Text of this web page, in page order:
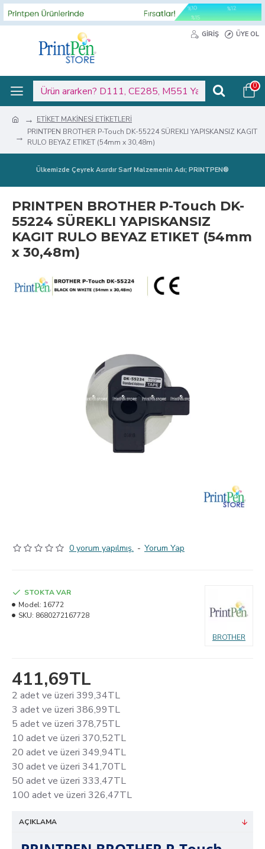
GIRIŞ ÜYE OL
0
ETİKET MAKİNESİ ETİKETLERİ
PRINTPEN BROTHER P-Touch DK-55224 SÜREKLI YAPISKANSIZ KAGIT
RULO BEYAZ ETIKET (54mm x 30,48m)
Ülkemizde Çeyrek Asırdır Sarf Malzemenin Adı; PRINTPEN®
PRINTPEN BROTHER P-Touch DK-
55224 SÜREKLI YAPISKANSIZ
KAGIT RULO BEYAZ ETIKET (54mm
x 30,48m)
0 yorum yapılmış. - Yorum Yap
411,69TL
2 adet ve üzeri 399,34TL
3 adet ve üzeri 386,99TL
5 adet ve üzeri 378,75TL
10 adet ve üzeri 370,52TL
20 adet ve üzeri 349,94TL
30 adet ve üzeri 341,70TL
50 adet ve üzeri 333,47TL
100 adet ve üzeri 326,47TL
STOKTA VAR
Model: 16772
SKU: 8680272167728
BROTHER
AÇIKLAMA